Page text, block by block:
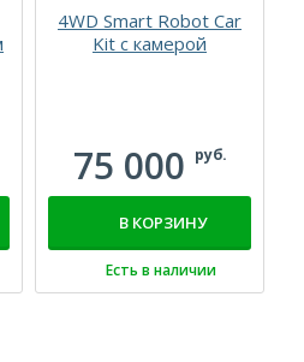
4WD Smart Robot Car
Kit с камерой
75 000 руб.
В КОРЗИНУ
Есть в наличии